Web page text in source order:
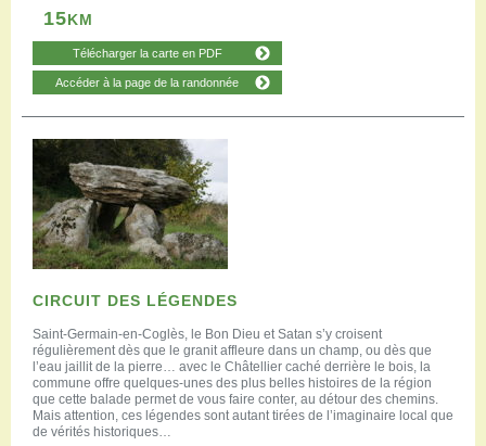
15KM
Télécharger la carte en PDF
Accéder à la page de la randonnée
CIRCUIT DES LÉGENDES
Saint-Germain-en-Coglès, le Bon Dieu et Satan s’y croisent
régulièrement dès que le granit affleure dans un champ, ou dès que
l’eau jaillit de la pierre… avec le Châtellier caché derrière le bois, la
commune offre quelques-unes des plus belles histoires de la région
que cette balade permet de vous faire conter, au détour des chemins.
Mais attention, ces légendes sont autant tirées de l’imaginaire local que
de vérités historiques…